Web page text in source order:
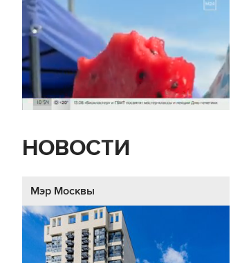
НОВОСТИ
Мэр Москвы